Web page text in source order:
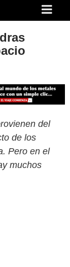
del
de los
Pero en el
muchos